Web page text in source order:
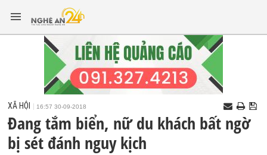
XÃ HỘI 16:57 30-09-2018
Đang tắm biển, nữ du khách bất ngờ
bị sét đánh nguy kịch